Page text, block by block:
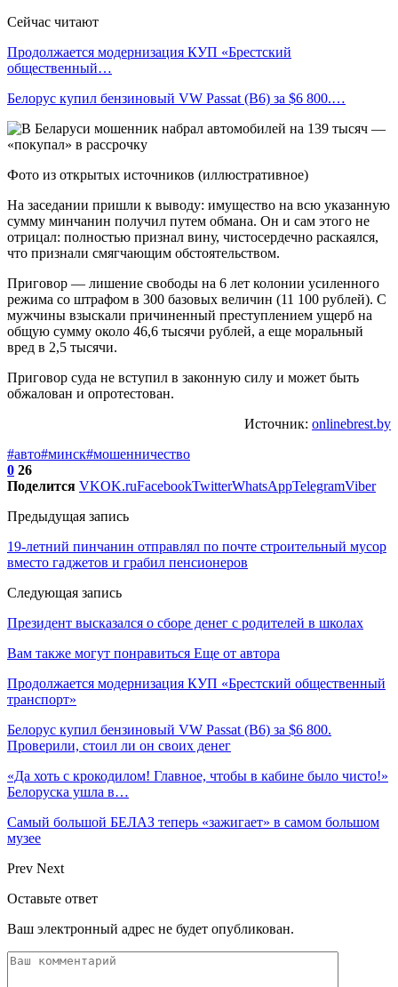
Сейчас читают
Продолжается модернизация КУП «Брестский
общественный…
Белорус купил бензиновый VW Passat (B6) за $6 800.…
Фото из открытых источников (иллюстративное)
На заседании пришли к выводу: имущество на всю указанную
сумму минчанин получил путем обмана. Он и сам этого не
отрицал: полностью признал вину, чистосердечно раскаялся,
что признали смягчающим обстоятельством.
Приговор — лишение свободы на 6 лет колонии усиленного
режима со штрафом в 300 базовых величин (11 100 рублей). С
мужчины взыскали причиненный преступлением ущерб на
общую сумму около 46,6 тысячи рублей, а еще моральный
вред в 2,5 тысячи.
Приговор суда не вступил в законную силу и может быть
обжалован и опротестован.
Источник: onlinebrest.by
#авто#минск#мошенничество
0 26
Поделится VKOK.ruFacebookTwitterWhatsAppTelegramViber
Предыдущая запись
19-летний пинчанин отправлял по почте строительный мусор
вместо гаджетов и грабил пенсионеров
Следующая запись
Президент высказался о сборе денег с родителей в школах
Вам также могут понравиться Еще от автора
Продолжается модернизация КУП «Брестский общественный
транспорт»
Белорус купил бензиновый VW Passat (B6) за $6 800.
Проверили, стоил ли он своих денег
«Да хоть с крокодилом! Главное, чтобы в кабине было чисто!»
Белоруска ушла в…
Самый большой БЕЛАЗ теперь «зажигает» в самом большом
музее
Prev Next
Оставьте ответ
Ваш электронный адрес не будет опубликован.